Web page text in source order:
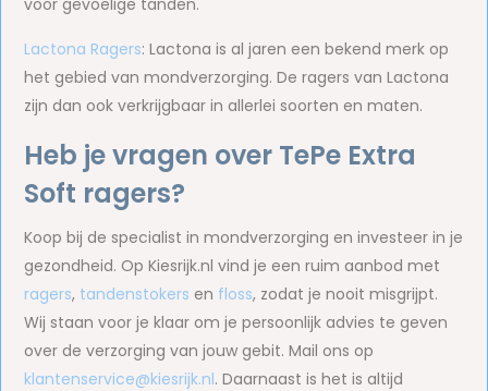
voor gevoelige tanden.
Lactona Ragers: Lactona is al jaren een bekend merk op
het gebied van mondverzorging. De ragers van Lactona
zijn dan ook verkrijgbaar in allerlei soorten en maten.
Heb je vragen over TePe Extra
Soft ragers?
Koop bij de specialist in mondverzorging en investeer in je
gezondheid. Op Kiesrijk.nl vind je een ruim aanbod met
ragers, tandenstokers en floss, zodat je nooit misgrijpt.
Wij staan voor je klaar om je persoonlijk advies te geven
over de verzorging van jouw gebit. Mail ons op
klantenservice@kiesrijk.nl. Daarnaast is het is altijd